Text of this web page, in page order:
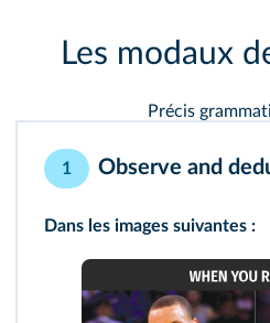
Les modaux
Précis
1 Observe and
Dans les images suivantes :